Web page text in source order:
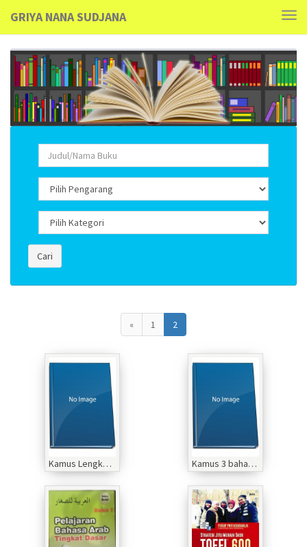
GRIYA NANA SUDJANA
Cari
« 1 2
Kamus Lengkap 3 Bahasa Arab,Inggris, dan Indonesia Kamus 3 bahasa Arab, Inggris, Indonesia